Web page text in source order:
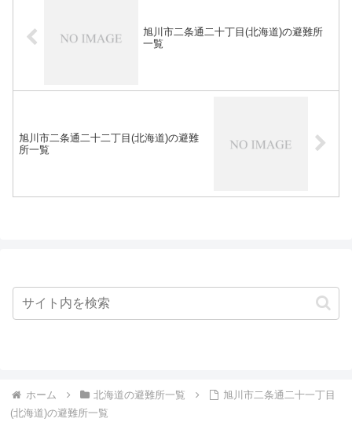
旭川市二条通二十丁目(北海道)の避難所
一覧
旭川市二条通二十二丁目(北海道)の避難
所一覧
ホーム 北海道の避難所一覧
旭川市二条通二十一丁目
(北海道)の避難所一覧